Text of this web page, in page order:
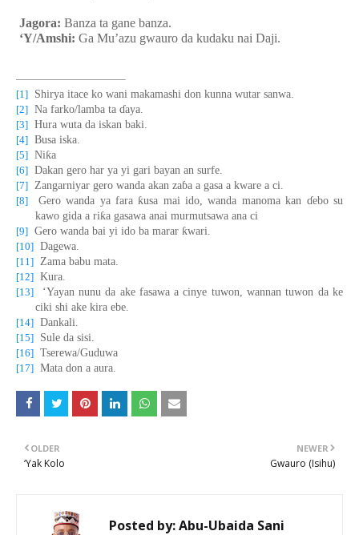
Jagora: Banza ta gane banza.
‘Y/Amshi: Ga Mu’azu gwauro da kudaku nai Daji.
[1] Shirya itace ko wani makamashi don kunna wutar sanwa.
[2] Na farko/lamba ta ɗaya.
[3] Hura wuta da iskan baki.
[4] Busa iska.
[5] Niƙa
[6] Dakan gero har ya yi gari bayan an surfe.
[7] Zangarniyar gero wanda akan zaɓa a gasa a kware a ci.
[8] Gero wanda ya fara ƙusa mai ido, wanda manoma kan ɗebo su
kawo gida a riƙa gasawa anai murmutsawa ana ci
[9] Gero wanda bai yi ido ba marar ƙwari.
[10] Dagewa.
[11] Zama babu mata.
[12] Kura.
[13] ‘Yayan nunu da ake fasawa a cinye tuwon, wannan tuwon da ke
ciki shi ake kira ebe.
[14] Dankali.
[15] Sule da sisi.
[16] Tserewa/Guduwa
[17] Mata don a aura.
NEWER
Gwauro (Isihu)
OLDER
‘Yak Kolo
Posted by:Abu-Ubaida Sani